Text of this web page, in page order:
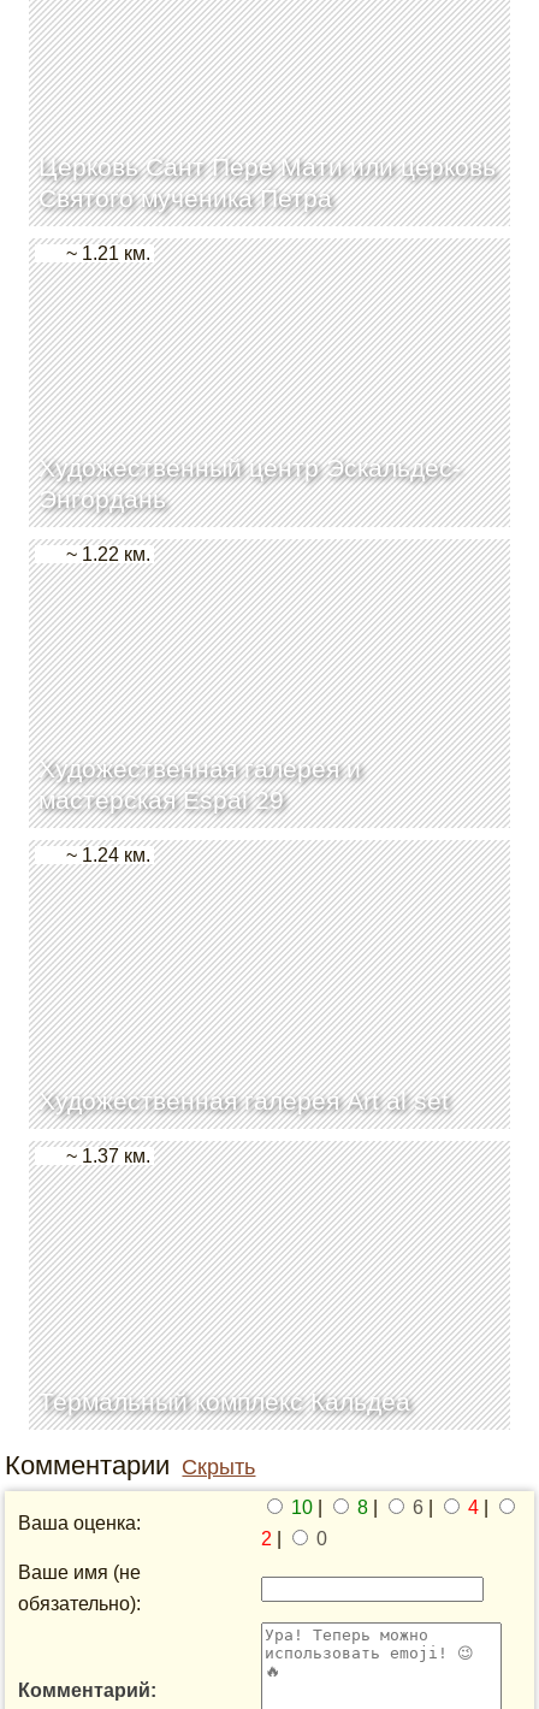
Церковь Сант Пере Мати или церковь
Святого мученика Петра
Художественный центр Эскальдес-
Энгордань
~ 1.21 км.
Художественная галерея и
мастерская Espai 29
~ 1.22 км.
Художественная галерея Art al set
~ 1.24 км.
Термальный комплекс Кальдеа
~ 1.37 км.
Комментарии Скрыть
Ваша оценка:
10 8 6 4
2
0
Ваше имя (не
обязательно):
Комментарий: